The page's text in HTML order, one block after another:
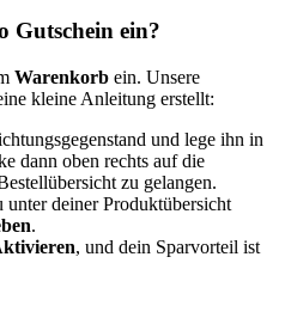
Gutschein ein?
Warenkorb ein. Unsere
kleine Anleitung erstellt:
und lege ihn in
dann oben rechts auf die
zu gelangen.
unter deiner Produktübersicht
.
, und dein Sparvorteil ist